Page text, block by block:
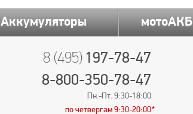
Аккумуляторы мотоАКБ
8 (495)197-78-47
8-800-350-78-47
Пн.-Пт. 9:30-18:00
по четвергам 9:30-20:00*
*